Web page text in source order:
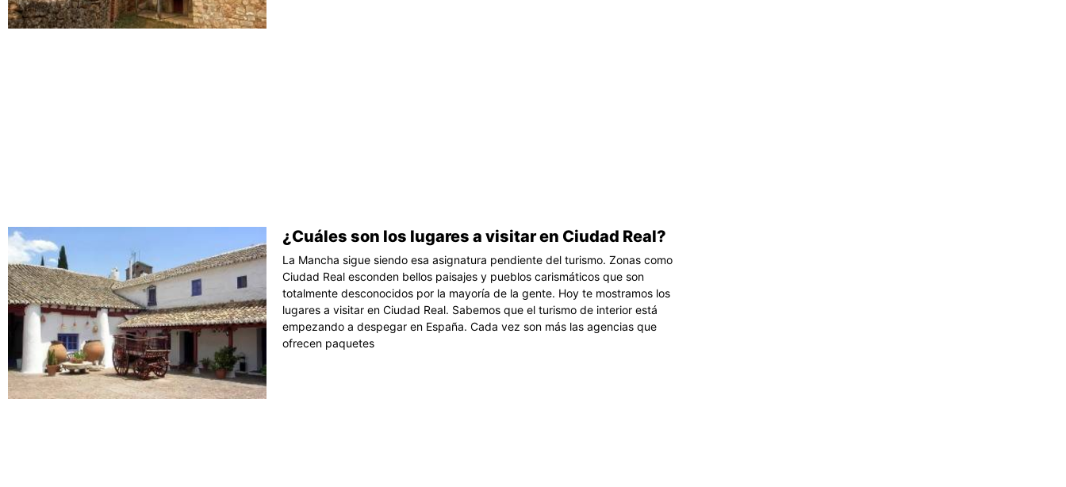
¿Cuáles son los lugares a visitar en Ciudad Real?
La Mancha sigue siendo esa asignatura pendiente del turismo. Zonas como
Ciudad Real esconden bellos paisajes y pueblos carismáticos que son
totalmente desconocidos por la mayoría de la gente. Hoy te mostramos los
lugares a visitar en Ciudad Real. Sabemos que el turismo de interior está
empezando a despegar en España. Cada vez son más las agencias que
ofrecen paquetes